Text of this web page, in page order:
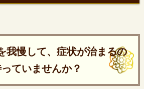
我慢して、症状が治まるの
ていませんか？